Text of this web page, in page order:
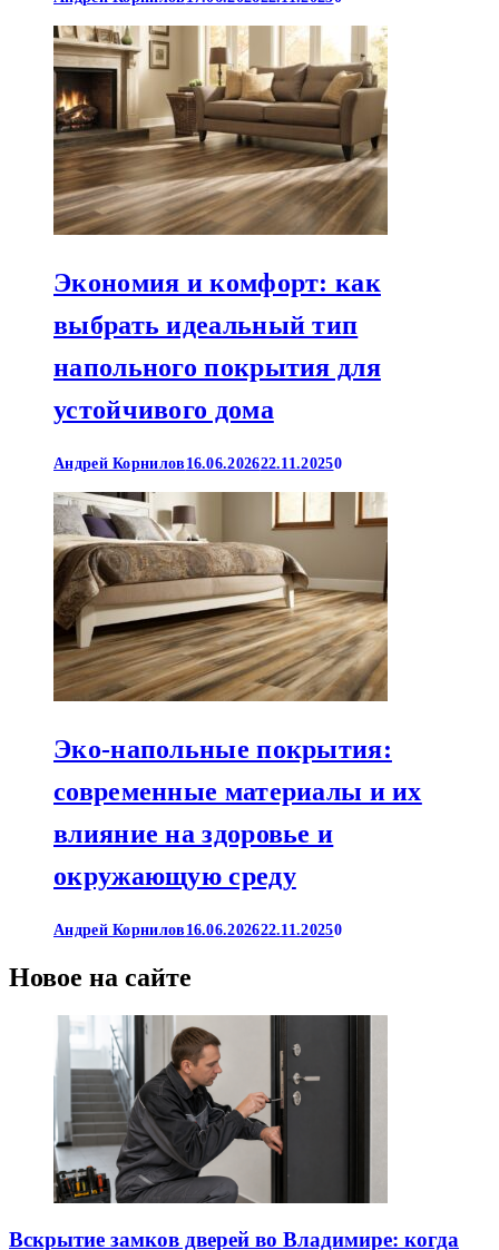
Экономия и комфорт: как
выбрать идеальный тип
напольного покрытия для
устойчивого дома
Андрей Корнилов 16.06.202622.11.20250
Эко-напольные покрытия:
современные материалы и их
влияние на здоровье и
окружающую среду
Андрей Корнилов 16.06.202622.11.20250
Новое на сайте
Вскрытие замков дверей во Владимире: когда